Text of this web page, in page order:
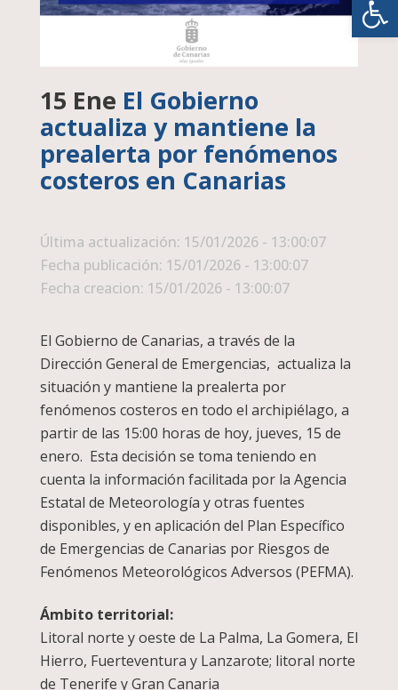
15 Ene El Gobierno
actualiza y mantiene la
prealerta por fenómenos
costeros en Canarias
Última actualización: 15/01/2026 - 13:00:07
Fecha publicación: 15/01/2026 - 13:00:07
Fecha creacion: 15/01/2026 - 13:00:07
El Gobierno de Canarias, a través de la
Dirección General de Emergencias, actualiza la
situación y mantiene la prealerta por
fenómenos costeros en todo el archipiélago, a
partir de las 15:00 horas de hoy, jueves, 15 de
enero. Esta decisión se toma teniendo en
cuenta la información facilitada por la Agencia
Estatal de Meteorología y otras fuentes
disponibles, y en aplicación del Plan Específico
de Emergencias de Canarias por Riesgos de
Fenómenos Meteorológicos Adversos (PEFMA).
Ámbito territorial:
Litoral norte y oeste de La Palma, La Gomera, El
Hierro, Fuerteventura y Lanzarote; litoral norte
de Tenerife y Gran Canaria